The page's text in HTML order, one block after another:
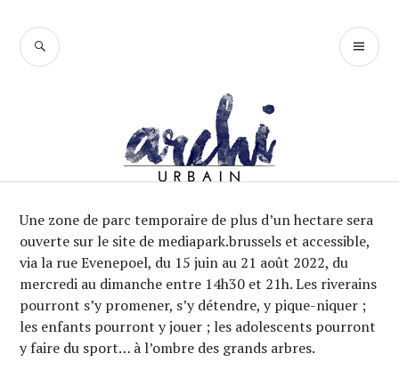
contenu
RECHERCHE
Une zone de parc temporaire de plus d’un hectare sera
ouverte sur le site de mediapark.brussels et accessible,
via la rue Evenepoel, du 15 juin au 21 août 2022, du
mercredi au dimanche entre 14h30 et 21h. Les riverains
pourront s’y promener, s’y détendre, y pique-niquer ;
les enfants pourront y jouer ; les adolescents pourront
y faire du sport… à l’ombre des grands arbres.